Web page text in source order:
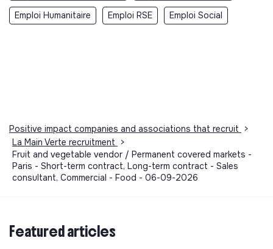
Emploi Humanitaire Emploi RSE Emploi Social
Positive impact companies and associations that recruit
>
La Main Verte recruitment
>
Fruit and vegetable vendor / Permanent covered markets -
Paris - Short-term contract, Long-term contract - Sales
consultant, Commercial - Food - 06-09-2026
Featured articles